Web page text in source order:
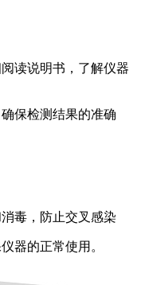
读说明书，了解仪器
保检测结果的准确
毒，防止交叉感染
器的正常使用。